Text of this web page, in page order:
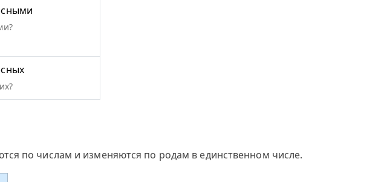
по числам и изменяются по родам в единственном числе.